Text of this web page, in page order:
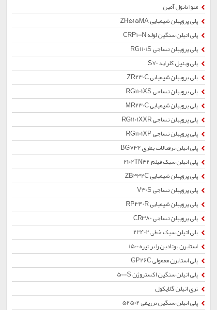
منو اتانول آمین
پلی پروپیلن شیمیایی ZH515MA
پلی اتیلن سنگین لوله CRP100N
پلی پروپیلن نساجی RG1101S
پلی وینیل کلراید S70
پلی پروپیلن شیمیایی ZR230C
پلی پروپیلن نساجی RG1101XS
پلی پروپیلن شیمیایی MR230C
پلی پروپیلن نساجی RG1101XXR
پلی پروپیلن نساجی RG1101XP
پلی اتیلن ترفتالات بطری BG732
پلی اتیلن سبک فیلم 2102TN42
پلی پروپیلن شیمیایی ZB332C
پلی پروپیلن نساجی V30S
پلی پروپیلن شیمیایی RP340R
پلی پروپیلن نساجی CR380
پلی اتیلن سبک خطی 22402
استایرن بوتادین رابر تیره 1500
پلی استایرن معمولی GP26C
پلی اتیلن سنگین اکستروژن 5000S
تری اتیلن گلایکول
پلی اتیلن سنگین تزریقی 52502